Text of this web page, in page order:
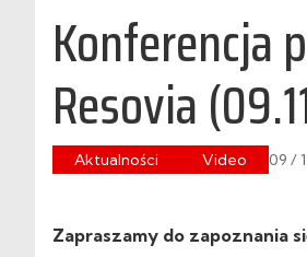
Konferencja
Resovia
Aktualności Video 09 /
Zapraszamy do zapoznania